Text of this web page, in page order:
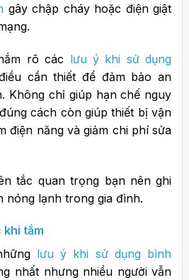
gây chập cháy hoặc điện giật
rõ các lưu ý khi sử dụng
cần thiết để đảm bảo an
Không chỉ giúp hạn chế nguy
cách còn giúp thiết bị vận
điện năng và giảm chi phí sửa
tắc quan trọng bạn nên ghi
nóng lạnh trong gia đình.
khi tắm
lưu ý khi sử dụng bình
nhất nhưng nhiều người vẫn